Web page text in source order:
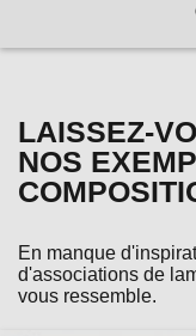
LAISSEZ-
NOS
En manque
d'associations de
vous ressemble.